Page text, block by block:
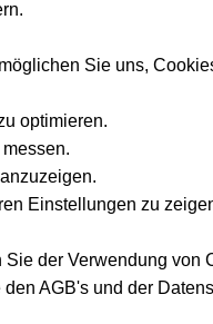
Tour — offizielle Tickets bei
Sie uns,
optimieren.
Einstellungen zu
der Verwendung von
AGB's und der